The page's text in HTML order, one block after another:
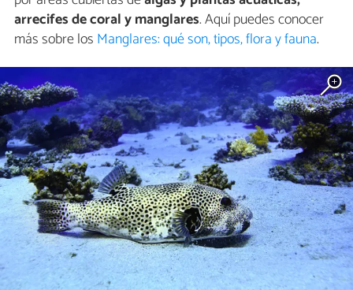
arrecifes de coral y manglares. Aquí puedes conocer
más sobre los Manglares: qué son, tipos, flora y fauna.